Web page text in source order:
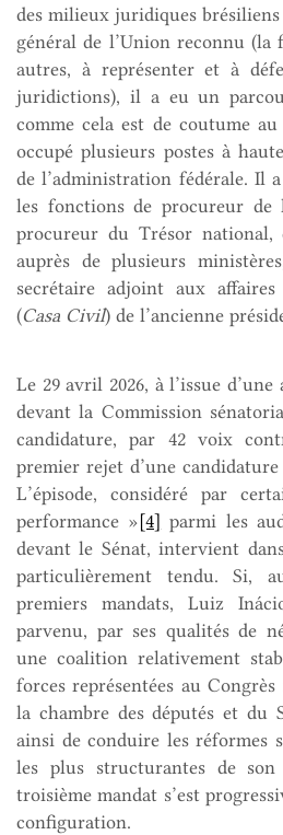
des milieux juridiques brésiliens
général de l’Union reconnu (la
autres, à représenter et à
juridictions), il a eu un
comme cela est de coutume
occupé plusieurs postes à
de l’administration fédérale. Il
les fonctions de procureur de
procureur du Trésor national,
auprès de plusieurs
secrétaire adjoint aux
(Casa Civil) de l’ancienne
Le 29 avril 2026, à l’issue
devant la Commission
candidature, par 42 voix
premier rejet d’une candidature
L’épisode, considéré par
performance »[4] parmi les
devant le Sénat, intervient
particulièrement tendu. Si,
premiers mandats, Luiz
parvenu, par ses qualités de
une coalition relativement
forces représentées au
la chambre des députés et du
ainsi de conduire les réformes
les plus structurantes de
troisième mandat s’est
configuration.